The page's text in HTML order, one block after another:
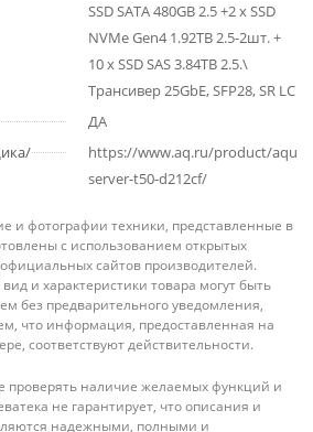
SSD SATA 480GB 2.5 +2 х SSD
NVMe Gen4 1.92TB 2.5-2шт. +
10 х SSD SAS 3.84TB 2.5.\
Трансивер 25GbE, SFP28, SR LC
ДА
https://www.aq.ru/product/
server-t50-d212cf/
и фотографии техники, представленные в
с использованием открытых
сайтов производителей.
и характеристики товара могут быть
без предварительного уведомления,
что информация, предоставленная на
соответствуют действительности.
проверять наличие желаемых функций и
не гарантирует, что описания и
надежными, полными и